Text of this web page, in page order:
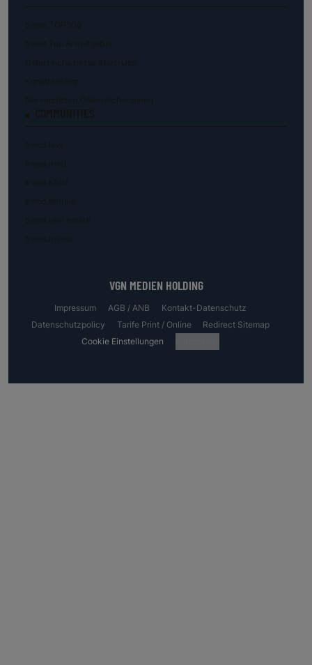
VGN MEDIEN HOLDING
Impressum AGB / ANB
Kontakt-Datenschutz
Datenschutzpolicy
Tarife Print / Online
Redirect Sitemap
Cookie Einstellungen